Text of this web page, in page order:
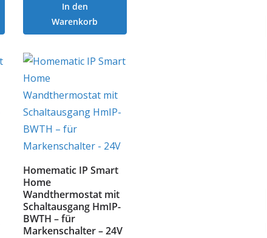
In den
Warenkorb
Homematic IP Smart
Home
Wandthermostat mit
Schaltausgang HmIP-
BWTH – für
Markenschalter – 24V